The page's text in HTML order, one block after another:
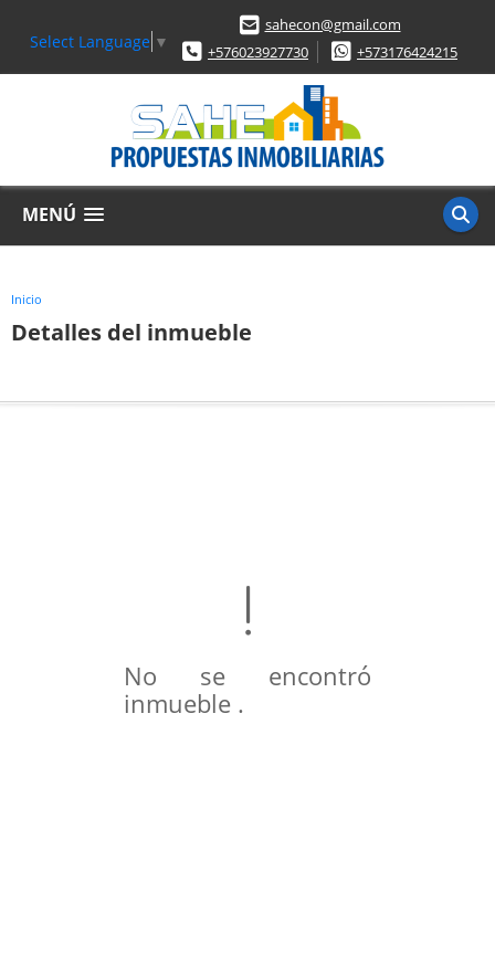
Select Language ▼
sahecon@gmail.com
+576023927730
+573176424215
MENÚ
Inicio
Detalles del inmueble
No se encontró
inmueble .